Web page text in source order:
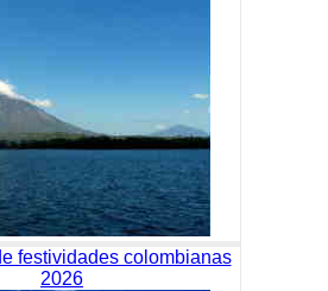
festividades colombianas
2026